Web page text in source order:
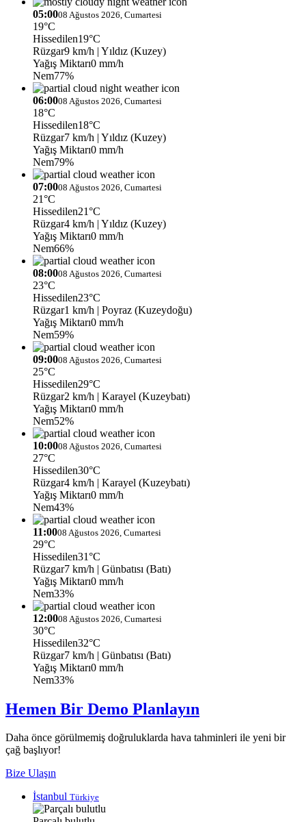
05:0008 Ağustos 2026, Cumartesi
19°C
Hissedilen19°C
Rüzgar9 km/h | Yıldız (Kuzey)
Yağış Miktarı0 mm/h
Nem77%
06:0008 Ağustos 2026, Cumartesi
18°C
Hissedilen18°C
Rüzgar7 km/h | Yıldız (Kuzey)
Yağış Miktarı0 mm/h
Nem79%
07:0008 Ağustos 2026, Cumartesi
21°C
Hissedilen21°C
Rüzgar4 km/h | Yıldız (Kuzey)
Yağış Miktarı0 mm/h
Nem66%
08:0008 Ağustos 2026, Cumartesi
23°C
Hissedilen23°C
Rüzgar1 km/h | Poyraz (Kuzeydoğu)
Yağış Miktarı0 mm/h
Nem59%
09:0008 Ağustos 2026, Cumartesi
25°C
Hissedilen29°C
Rüzgar2 km/h | Karayel (Kuzeybatı)
Yağış Miktarı0 mm/h
Nem52%
10:0008 Ağustos 2026, Cumartesi
27°C
Hissedilen30°C
Rüzgar4 km/h | Karayel (Kuzeybatı)
Yağış Miktarı0 mm/h
Nem43%
11:0008 Ağustos 2026, Cumartesi
29°C
Hissedilen31°C
Rüzgar7 km/h | Günbatısı (Batı)
Yağış Miktarı0 mm/h
Nem33%
12:0008 Ağustos 2026, Cumartesi
30°C
Hissedilen32°C
Rüzgar7 km/h | Günbatısı (Batı)
Yağış Miktarı0 mm/h
Nem33%
Hemen Bir Demo Planlayın
Daha önce görülmemiş doğruluklarda hava tahminleri ile yeni bir
çağ başlıyor!
Bize Ulaşın
İstanbul Türkiye